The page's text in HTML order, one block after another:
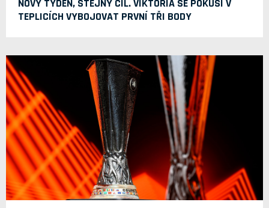
NOVÝ TÝDEN, STEJNÝ CÍL. VIKTORIA SE POKUSÍ V
TEPLICÍCH VYBOJOVAT PRVNÍ TŘI BODY